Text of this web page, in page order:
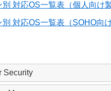
対応OS一覧表（個人向け
対応OS一覧表（SOHO向
Security